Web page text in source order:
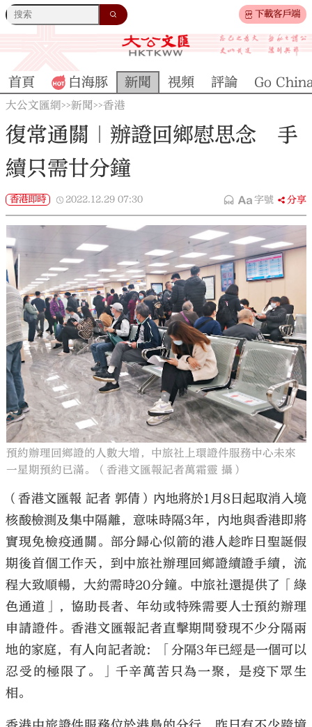
下載客戶端
大公文匯
首頁 白海豚 新聞 視頻 評論 Go
大公文匯網>>新聞>>香港
復常通關｜辦證回鄉慰思念 手
續只需廿分鐘
香港即時 2022.12.29 07:30 字號 分享
預約辦理回鄉證的人數大增，中旅社上環證件服務中心未來
一星期預約已滿。（香港文匯報記者萬霜靈 攝）
（香港文匯報 記者 郭倩）內地將於1月8日起取消入境
核酸檢測及集中隔離，意味時隔3年，內地與香港即將
實現免檢疫通關。部分歸心似箭的港人趁昨日聖誕假
期後首個工作天，到中旅社辦理回鄉證續證手續，流
程大致順暢，大約需時20分鐘。中旅社還提供了「綠
色通道」，協助長者、年幼或特殊需要人士預約辦理
申請證件。香港文匯報記者直擊期間發現不少分隔兩
地的家庭，有人向記者說：「分隔3年已經是一個可以
忍受的極限了。」千辛萬苦只為一聚，是疫下眾生
相。